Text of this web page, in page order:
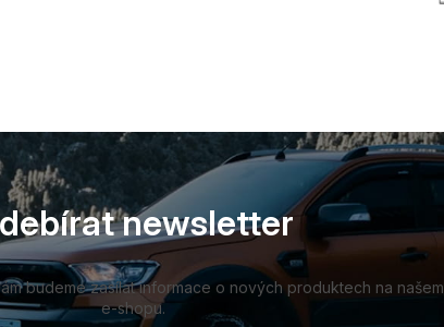
newsletter
budeme zasílat informace o nových produktech na našem
e-shopu.